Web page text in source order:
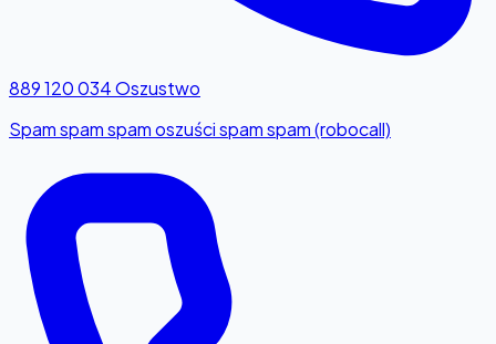
889 120 034Oszustwo
Spam spam spam oszuści spam spam (robocall)